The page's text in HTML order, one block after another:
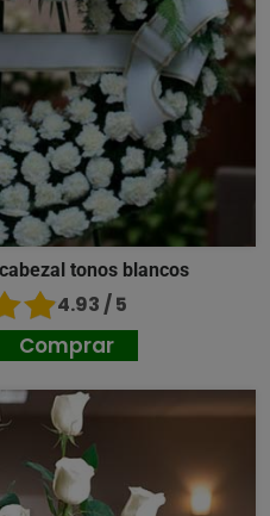
tonos blancos
4.93 / 5
Comprar